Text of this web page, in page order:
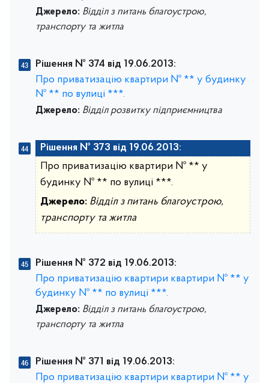
Джерело: Відділ з питань благоустрою,
транспорту та житла
Рішення № 374 від 19.06.2013:
Про приватизацію квартири № ** у будинку
№ ** по вулиці ***.
Джерело: Відділ розвитку підприємництва
Рішення № 373 від 19.06.2013:
Про приватизацію квартири № ** у
будинку № ** по вулиці ***.
Джерело: Відділ з питань благоустрою,
транспорту та житла
Рішення № 372 від 19.06.2013:
Про приватизацію квартири квартири № ** у
будинку № ** по вулиці ***.
Джерело: Відділ з питань благоустрою,
транспорту та житла
Рішення № 371 від 19.06.2013:
Про приватизацію квартири квартири № ** у